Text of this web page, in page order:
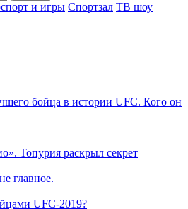
и игры Спортзал ТВ шоу
бойца в истории UFC. Кого он
Топурия раскрыл секрет
главное.
UFC-2019?